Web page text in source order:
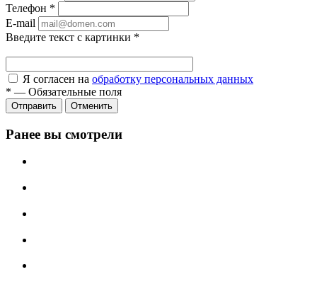
Телефон *
E-mail
Введите текст с картинки *
Я согласен на обработку персональных данных
* — Обязательные поля
Отправить Отменить
Ранее вы смотрели